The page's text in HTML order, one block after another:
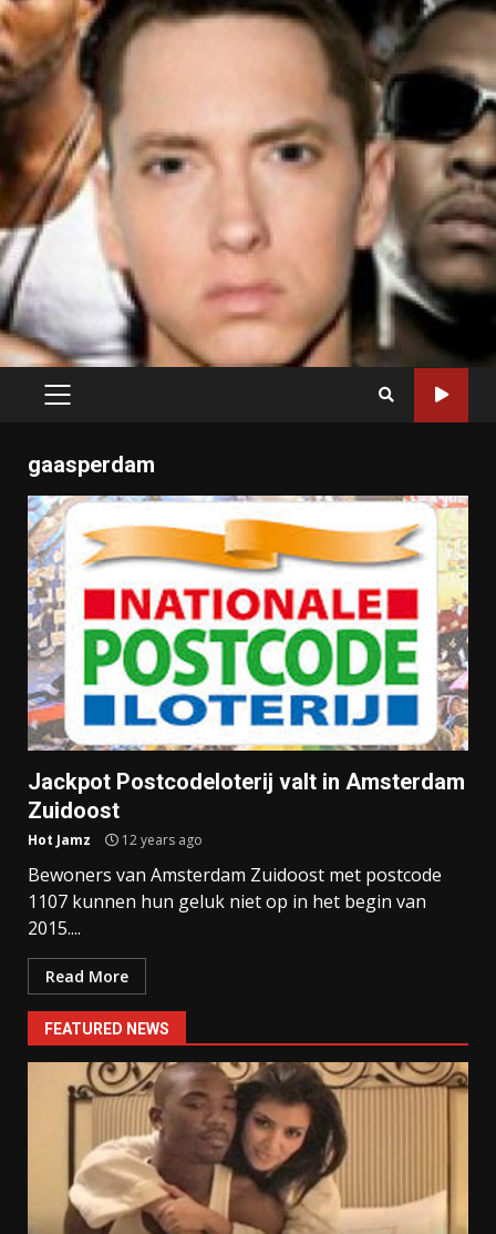
PRIMARY
gaasperdam
Jackpot Postcodeloterij valt in Amsterdam
Zuidoost
Hot Jamz 12 years ago
Bewoners van Amsterdam Zuidoost met postcode
1107 kunnen hun geluk niet op in het begin van
2015....
Read More
FEATURED NEWS